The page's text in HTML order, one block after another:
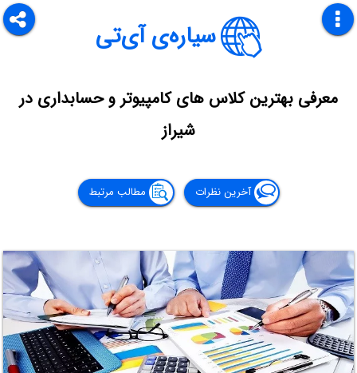
سیاره‌ی آی‌تی
معرفی بهترین کلاس های کامپیوتر و حسابداری در
شیراز
آخرین نظرات مطالب مرتبط